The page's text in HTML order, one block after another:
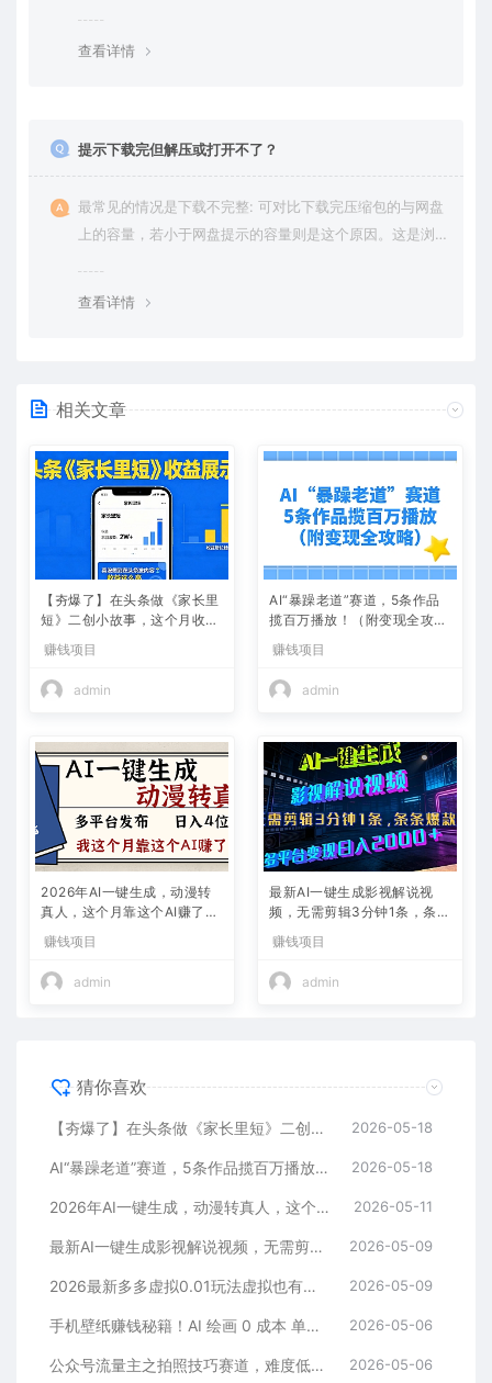
查看详情
提示下载完但解压或打开不了？
最常见的情况是下载不完整: 可对比下载完压缩包的与网盘
上的容量，若小于网盘提示的容量则是这个原因。这是浏
查看详情
相关文章
【夯爆了】在头条做《家长里
短》二创小故事，这个月收益
2w+
赚钱项目
admin
AI“暴躁老道”赛道，5条作品
揽百万播放！（附变现全攻
略）
赚钱项目
admin
2026年AI一键生成，动漫转
真人，这个月靠这个AI赚了2
赚钱项目
admin
最新AI一键生成影视解说视
频，无需剪辑3分钟1条，条条
+
赚钱项目
admin
猜你喜欢
【夯爆了】在头条做《家长里短》二创小故事，这个月收益2w+ 2026-05-18
AI“暴躁老道”赛道，5条作品揽百万播放！（附变现全攻略） 2026-05-18
2026年AI一键生成，动漫转真人，这个月靠这个AI赚了2W+ 2026-05-11
最新AI一键生成影视解说视频，无需剪辑3分钟1条，条条爆款，多平台变现日入2000+ 2026-05-09
2026最新多多虚拟0.01玩法虚拟也有新门路轻松日入2500! 2026-05-09
手机壁纸赚钱秘籍！AI 绘画 0 成本 单店狂销 3.8 万单 2026-05-06
公众号流量主之拍照技巧赛道，难度低+流量大，起号第一篇就爆了10w阅读！ 2026-05-06